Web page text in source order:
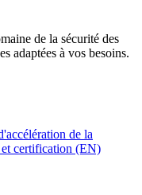
de la sécurité des
adaptées à vos besoins.
de la
certification (EN)